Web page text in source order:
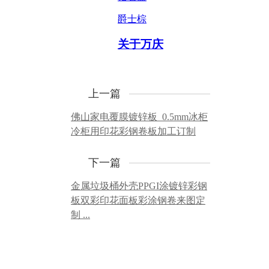
上一篇
佛山家电覆膜镀锌板_0.5mm冰柜
冷柜用印花彩钢卷板加工订制
下一篇
金属垃圾桶外壳PPGI涂镀锌彩钢
板双彩印花面板彩涂钢卷来图定
制 ...
爵士棕
关于万庆